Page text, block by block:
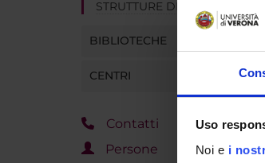
Uso
Noi e i
STRUTTURE DEL
BIBLIOTECHE
CENTRI
Contatti
Persone